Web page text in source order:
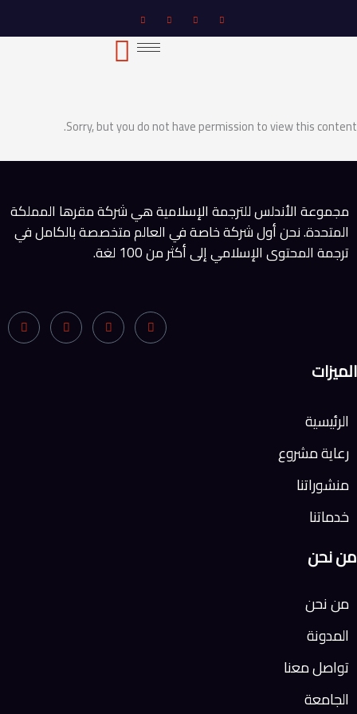
Sorry, but you do not have permission to view this content.
مجموعة الأندلس للترجمة الإسلامية هي شركة مقرها المملكة
المتحدة. نحن أول شركة خاصة في العالم متخصصة بالكامل في
ترجمة المحتوى الإسلامي إلى أكثر من 100 لغة.
الميزات
الرئيسية
رعاية مشروع
منشوراتنا
خدماتنا
من نحن
من نحن
المدونة
تواصل معنا
الجامعة